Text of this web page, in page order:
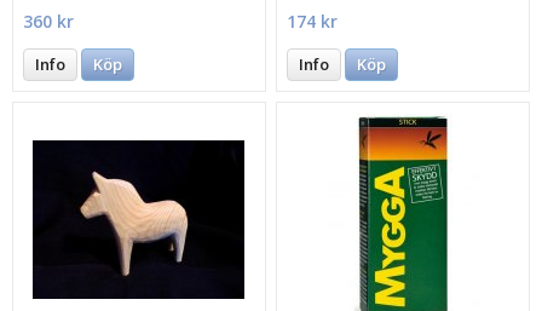
360 kr
Info Köp
174 kr
Info Köp